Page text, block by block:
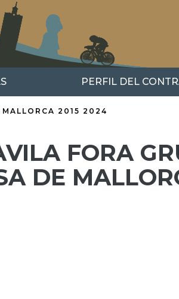
PERFIL DEL
MALLORCA 2015 2024
FORA
DE